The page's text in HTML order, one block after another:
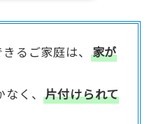
るご家庭は、 家が
なく、片付けられて